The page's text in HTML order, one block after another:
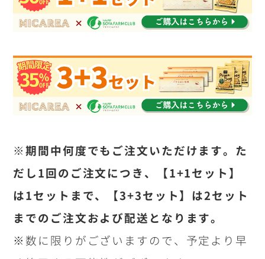
※期間中何度でもご注文いただけます。た
だし1回のご注文につき、【1+1セット】
は1セットまで、【3+3セット】は2セット
までのご注文および配送となります。
※数に限りがございますので、予定より早